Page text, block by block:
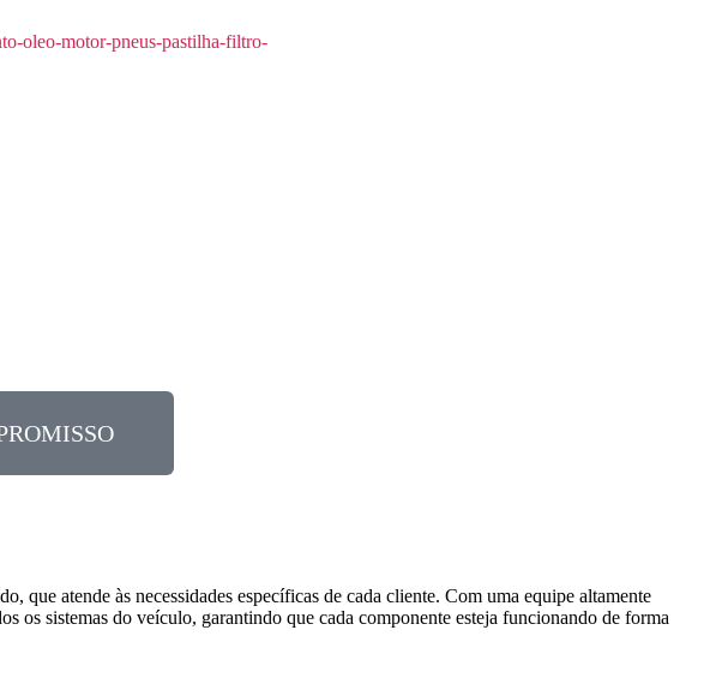
que atende às necessidades específicas de cada cliente. Com uma equipe altamente
os sistemas do veículo, garantindo que cada componente esteja funcionando de forma